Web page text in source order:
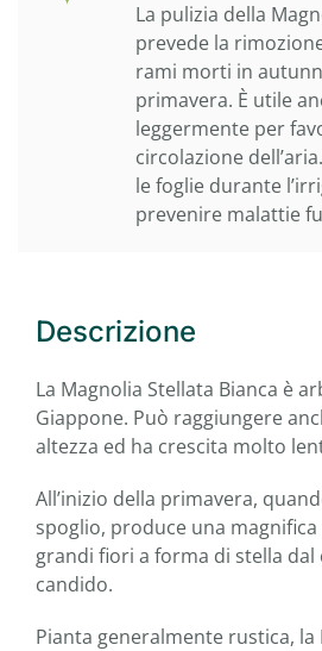
La pulizia della
prevede la
rami morti in
primavera. È utile
leggermente per
circolazione
le foglie durante
prevenire malattie
Descrizione
La Magnolia Stellata Bianca è
Giappone. Può raggiungere
altezza ed ha crescita molto
All’inizio della primavera,
spoglio, produce una
grandi fiori a forma di stella dal
candido.
Pianta generalmente rustica, la